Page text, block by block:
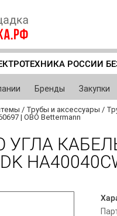
РОССИИ
Бренды Закупки
/ Трубы и аксессуары /
| OBO Bettermann